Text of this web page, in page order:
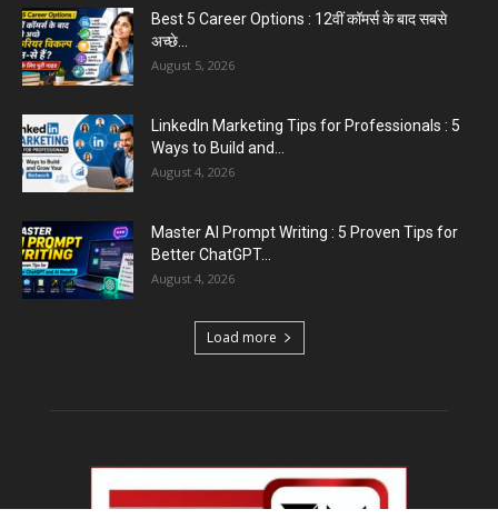
Best 5 Career Options : 12वीं कॉमर्स के बाद सबसे
अच्छे...
August 5, 2026
LinkedIn Marketing Tips for Professionals : 5
Ways to Build and...
August 4, 2026
Master AI Prompt Writing : 5 Proven Tips for
Better ChatGPT...
August 4, 2026
Load more